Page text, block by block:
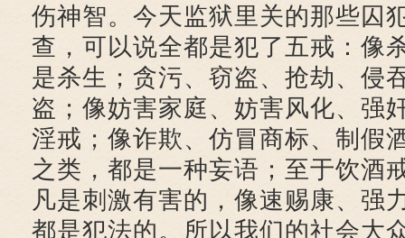
伤神智。今天监狱里关的那些囚
查，可以说全都是犯了五戒：像
是杀生；贪污、窃盗、抢劫、
盗；像妨害家庭、妨害风化、强
淫戒；像诈欺、仿冒商标、制假
之类，都是一种妄语；至于饮酒
凡是刺激有害的，像速赐康、强
都是犯法的。所以我们的社会大